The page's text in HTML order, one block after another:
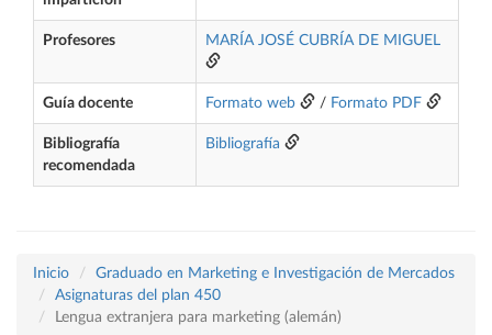
Profesores MARÍA JOSÉ CUBRÍA DE MIGUEL
Guía docente Formato web / Formato PDF
Bibliografía
recomendada
Bibliografía
Inicio
Graduado en Marketing e Investigación de Mercados
Asignaturas del plan 450
Lengua extranjera para marketing (alemán)